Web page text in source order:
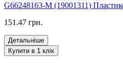
G66248163-M (19001311)
151.47 грн.
Детальніше
Купити в 1 клік